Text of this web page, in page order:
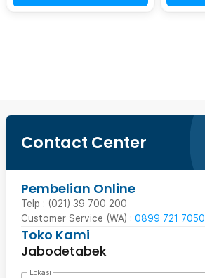
Contact Center
Pembelian Online
Telp : (021) 39 700 200
Customer Service (WA) : 0899 721 7050
Toko Kami
Jabodetabek
Lokasi